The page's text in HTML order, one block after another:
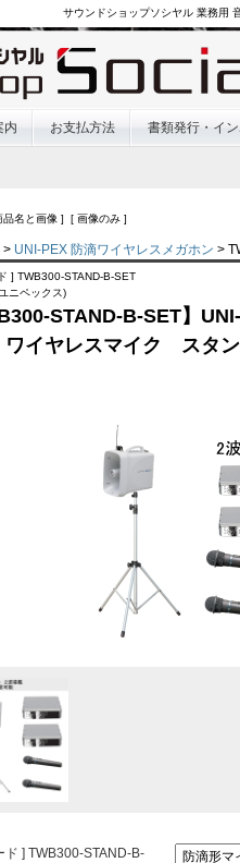
サウンドショップソシヤル 業務用
内 お支払方法 書類発行・イ
名と画像 ] [ 画像のみ ]
> UNI-PEX 防滴ワイヤレスメガホン >
] TWB300-STAND-B-SET
ニペックス)
STAND-B-SET】
イヤレスマイク スタン
ド ] TWB300-STAND-B-